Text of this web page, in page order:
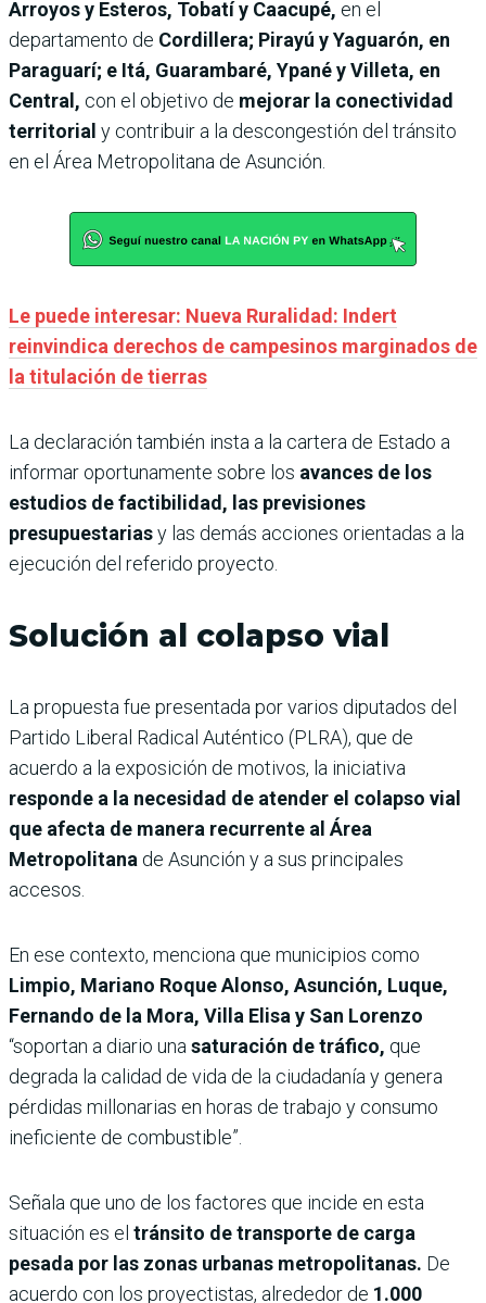
Arroyos y Esteros, Tobatí y Caacupé, en el
departamento de Cordillera; Pirayú y Yaguarón, en
Paraguarí; e Itá, Guarambaré, Ypané y Villeta, en
Central, con el objetivo de mejorar la conectividad
territorial y contribuir a la descongestión del tránsito
en el Área Metropolitana de Asunción.
Le puede interesar: Nueva Ruralidad: Indert
reinvindica derechos de campesinos marginados de
la titulación de tierras
La declaración también insta a la cartera de Estado a
informar oportunamente sobre los avances de los
estudios de factibilidad, las previsiones
presupuestariasy las demás acciones orientadas a la
ejecución del referido proyecto.
Solución al colapso vial
La propuesta fue presentada por varios diputados del
Partido Liberal Radical Auténtico (PLRA), que de
acuerdo a la exposición de motivos, la iniciativa
responde a la necesidad de atender el colapso vial
que afecta de manera recurrente al Área
Metropolitana de Asunción y a sus principales
accesos.
En ese contexto, menciona que municipios como
Limpio, Mariano Roque Alonso, Asunción, Luque,
Fernando de la Mora, Villa Elisa y San Lorenzo
“soportan a diario una saturación de tráfico, que
degrada la calidad de vida de la ciudadanía y genera
pérdidas millonarias en horas de trabajo y consumo
ineficiente de combustible”.
Señala que uno de los factores que incide en esta
situación es el tránsito de transporte de carga
pesada por las zonas urbanas metropolitanas. De
acuerdo con los proyectistas, alrededor de 1.000